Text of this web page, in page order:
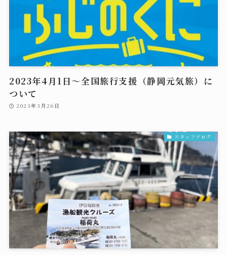
2023年4月1日～全国旅行支援（静岡元気旅）に
ついて
2023年3月26日
スタッフブログ